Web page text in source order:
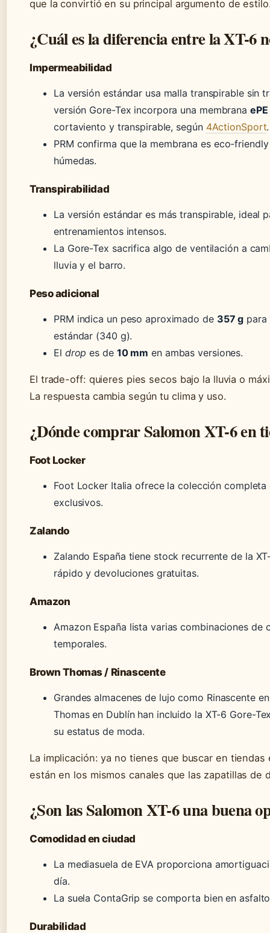
que la convirtió en su principal argumento de
¿Cuál es la diferencia entre la XT-6
Impermeabilidad
La versión estándar usa malla transpirable sin
versión Gore-Tex incorpora una membrana ePE
cortaviento y transpirable, según 4ActionSport.
PRM confirma que la membrana es eco-
húmedas.
Transpirabilidad
La versión estándar es más transpirable, ideal
entrenamientos intensos.
La Gore-Tex sacrifica algo de ventilación a
lluvia y el barro.
Peso adicional
PRM indica un peso aproximado de 357 g para
estándar (340 g).
El drop es de 10 mm en ambas versiones.
El trade-off: quieres pies secos bajo la lluvia o
La respuesta cambia según tu clima y uso.
¿Dónde comprar Salomon XT-6 en
Foot Locker
Foot Locker Italia ofrece la colección
exclusivos.
Zalando
Zalando España tiene stock recurrente de la
rápido y devoluciones gratuitas.
Amazon
Amazon España lista varias combinaciones de
temporales.
Brown Thomas / Rinascente
Grandes almacenes de lujo como Rinascente
Thomas en Dublín han incluido la XT-6 Gore-
su estatus de moda.
La implicación: ya no tienes que buscar en
están en los mismos canales que las zapatillas de
¿Son las Salomon XT-6 una buena
Comodidad en ciudad
La mediasuela de EVA proporciona
día.
La suela ContaGrip se comporta bien en
Durabilidad